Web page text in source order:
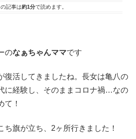
の記事は約1分で読めます。
のなぁちゃんママです
復活してきましたね。長女は亀八の
に経験し、そのままコロナ禍…なの
て！
ち旗が立ち、2ヶ所行きました！